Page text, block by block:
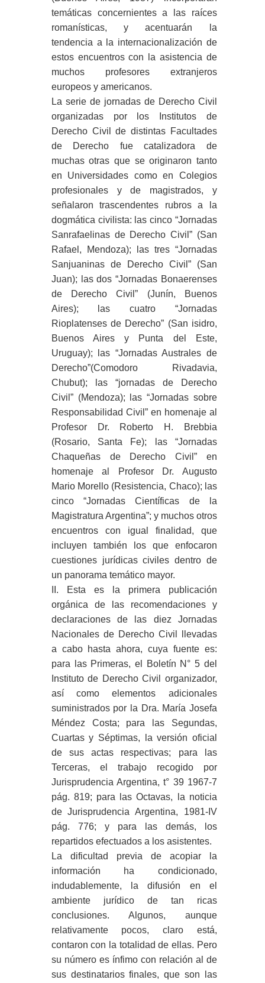
temáticas concernientes a las raíces
romanísticas, y acentuarán la
tendencia a la internacionalización de
estos encuentros con la asistencia de
muchos profesores extranjeros
europeos y americanos.
La serie de jornadas de Derecho Civil
organizadas por los Institutos de
Derecho Civil de distintas Facultades
de Derecho fue catalizadora de
muchas otras que se originaron tanto
en Universidades como en Colegios
profesionales y de magistrados, y
señalaron trascendentes rubros a la
dogmática civilista: las cinco “Jornadas
Sanrafaelinas de Derecho Civil” (San
Rafael, Mendoza); las tres “Jornadas
Sanjuaninas de Derecho Civil” (San
Juan); las dos “Jornadas Bonaerenses
de Derecho Civil” (Junín, Buenos
Aires); las cuatro “Jornadas
Rioplatenses de Derecho” (San isidro,
Buenos Aires y Punta del Este,
Uruguay); las “Jornadas Australes de
Derecho”(Comodoro Rivadavia,
Chubut); las “jornadas de Derecho
Civil” (Mendoza); las “Jornadas sobre
Responsabilidad Civil” en homenaje al
Profesor Dr. Roberto H. Brebbia
(Rosario, Santa Fe); las “Jornadas
Chaqueñas de Derecho Civil” en
homenaje al Profesor Dr. Augusto
Mario Morello (Resistencia, Chaco); las
cinco “Jornadas Científicas de la
Magistratura Argentina”; y muchos otros
encuentros con igual finalidad, que
incluyen también los que enfocaron
cuestiones jurídicas civiles dentro de
un panorama temático mayor.
II. Esta es la primera publicación
orgánica de las recomendaciones y
declaraciones de las diez Jornadas
Nacionales de Derecho Civil llevadas
a cabo hasta ahora, cuya fuente es:
para las Primeras, el Boletín N° 5 del
Instituto de Derecho Civil organizador,
así como elementos adicionales
suministrados por la Dra. María Josefa
Méndez Costa; para las Segundas,
Cuartas y Séptimas, la versión oficial
de sus actas respectivas; para las
Terceras, el trabajo recogido por
Jurisprudencia Argentina, t° 39 1967-7
pág. 819; para las Octavas, la noticia
de Jurisprudencia Argentina, 1981-IV
pág. 776; y para las demás, los
repartidos efectuados a los asistentes.
La dificultad previa de acopiar la
información ha condicionado,
indudablemente, la difusión en el
ambiente jurídico de tan ricas
conclusiones. Algunos, aunque
relativamente pocos, claro está,
contaron con la totalidad de ellas. Pero
su número es ínfimo con relación al de
sus destinatarios finales, que son las